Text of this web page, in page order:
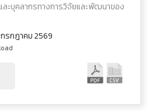
ละบุคลากรทางการวิจัยและพัฒนาของ
รกฎาคม 2569